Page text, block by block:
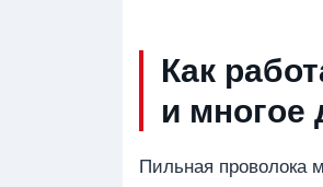
Как
и многое
Пильная проволока